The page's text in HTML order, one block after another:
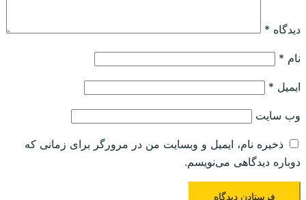
دیدگاه *
نام *
ایمیل *
وب‌ سایت
ذخیره نام، ایمیل و وبسایت من در مرورگر برای زمانی که
دوباره دیدگاهی می‌نویسم.